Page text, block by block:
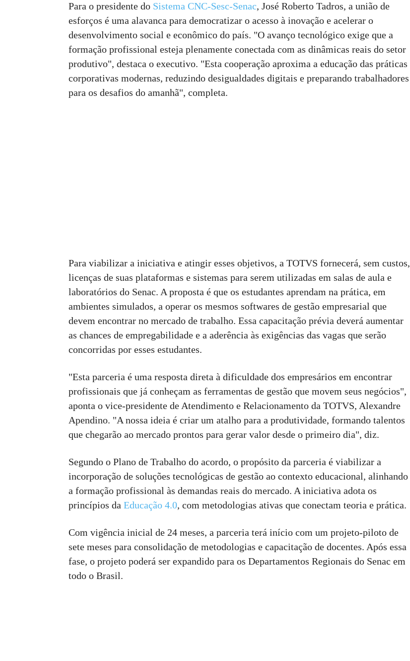
Para o presidente do Sistema CNC-Sesc-Senac, José Roberto Tadros, a união de
esforços é uma alavanca para democratizar o acesso à inovação e acelerar o
desenvolvimento social e econômico do país. "O avanço tecnológico exige que a
formação profissional esteja plenamente conectada com as dinâmicas reais do setor
produtivo", destaca o executivo. "Esta cooperação aproxima a educação das práticas
corporativas modernas, reduzindo desigualdades digitais e preparando trabalhadores
para os desafios do amanhã", completa.
Para viabilizar a iniciativa e atingir esses objetivos, a TOTVS fornecerá, sem custos,
licenças de suas plataformas e sistemas para serem utilizadas em salas de aula e
laboratórios do Senac. A proposta é que os estudantes aprendam na prática, em
ambientes simulados, a operar os mesmos softwares de gestão empresarial que
devem encontrar no mercado de trabalho. Essa capacitação prévia deverá aumentar
as chances de empregabilidade e a aderência às exigências das vagas que serão
concorridas por esses estudantes.
"Esta parceria é uma resposta direta à dificuldade dos empresários em encontrar
profissionais que já conheçam as ferramentas de gestão que movem seus negócios",
aponta o vice-presidente de Atendimento e Relacionamento da TOTVS, Alexandre
Apendino. "A nossa ideia é criar um atalho para a produtividade, formando talentos
que chegarão ao mercado prontos para gerar valor desde o primeiro dia", diz.
Segundo o Plano de Trabalho do acordo, o propósito da parceria é viabilizar a
incorporação de soluções tecnológicas de gestão ao contexto educacional, alinhando
a formação profissional às demandas reais do mercado. A iniciativa adota os
princípios da Educação 4.0, com metodologias ativas que conectam teoria e prática.
Com vigência inicial de 24 meses, a parceria terá início com um projeto-piloto de
sete meses para consolidação de metodologias e capacitação de docentes. Após essa
fase, o projeto poderá ser expandido para os Departamentos Regionais do Senac em
todo o Brasil.